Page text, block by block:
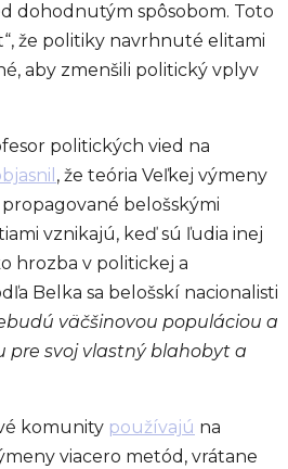
dohodnutým spôsobom. Toto
že politiky navrhnuté elitami
aby zmenšili politický vplyv
politických vied na
, že teória Veľkej výmeny
belošskými
vznikajú, keď sú ľudia inej
hrozba v politickej a
Belka sa belošskí nacionalisti
väčšinovou populáciou a
pre svoj vlastný blahobyt a
komunity používajú na
viacero metód, vrátane